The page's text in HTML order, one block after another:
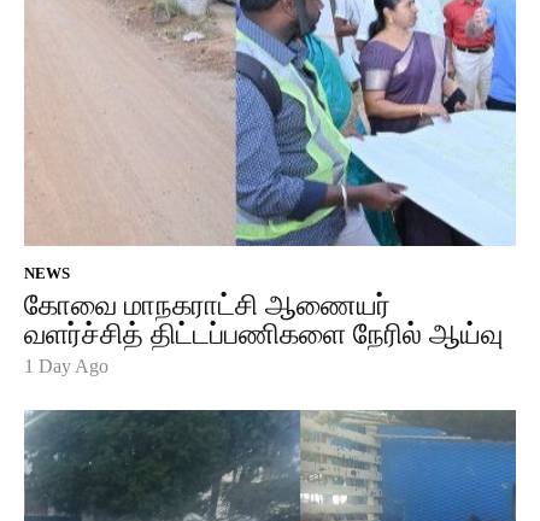
NEWS
கோவை மாநகராட்சி ஆணையர்
வளர்ச்சித் திட்டப்பணிகளை நேரில் ஆய்வு
1 Day Ago